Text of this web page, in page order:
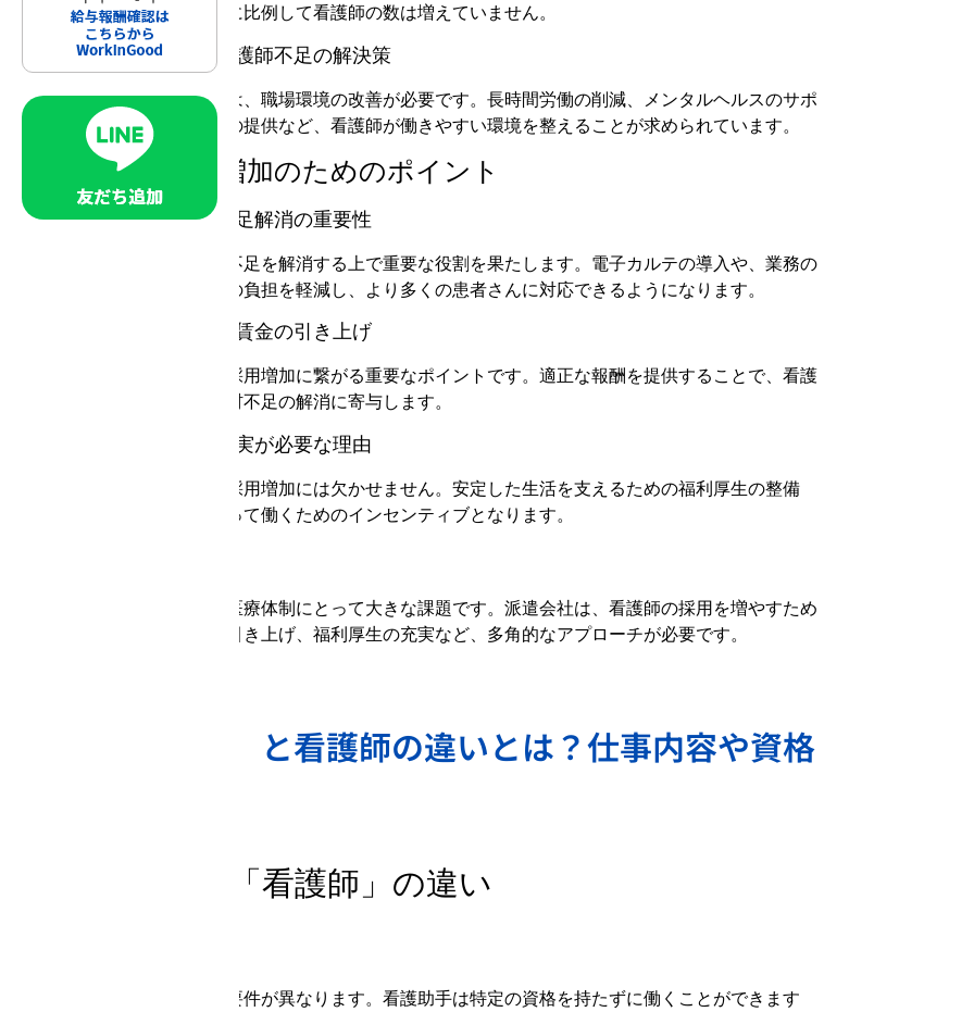
性が高まっていますが、それに比例して看護師の数は増えていません。
職場環境の改善が必要な看護師不足の解決策
看護師不足を解決するためには、職場環境の改善が必要です。長時間労働の削減、メンタルヘルスのサポ
ート、キャリアアップの機会の提供など、看護師が働きやすい環境を整えることが求められています。
医療現場での採用増加のためのポイント
デジタル活用による人手不足解消の重要性
デジタル技術の活用は、人手不足を解消する上で重要な役割を果たします。電子カルテの導入や、業務の
効率化を図ることで、看護師の負担を軽減し、より多くの患者さんに対応できるようになります。
医療従事者の採用における賃金の引き上げ
看護師の給与の引き上げは、採用増加に繋がる重要なポイントです。適正な報酬を提供することで、看護
師の職業への魅力を高め、人材不足の解消に寄与します。
医師や看護師の福利厚生充実が必要な理由
看護師の福利厚生の充実も、採用増加には欠かせません。安定した生活を支えるための福利厚生の整備
は、医療従事者が長期にわたって働くためのインセンティブとなります。
看護師の人材不足は、日本の医療体制にとって大きな課題です。派遣会社は、看護師の採用を増やすため
に、職場環境の改善、賃金の引き上げ、福利厚生の充実など、多角的なアプローチが必要です。
看護助手（補助）と看護師の違いとは？仕事内容や資格
「看護助手」と「看護師」の違い
看護助手と看護師は、資格の要件が異なります。看護助手は特定の資格を持たずに働くことができます